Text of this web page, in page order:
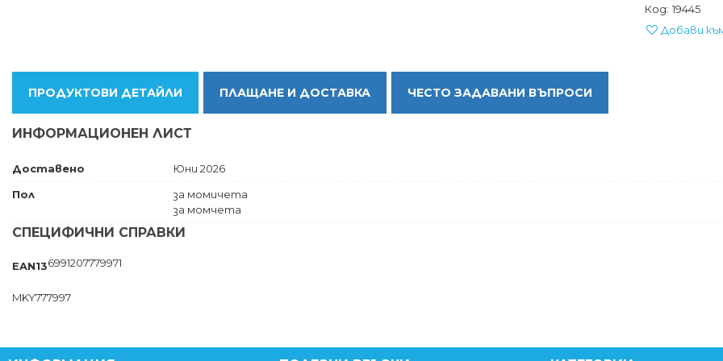
Код: 19445
Добави
ПРОДУКТОВИ ДЕТАЙЛИ ПЛАЩАНЕ И ДОСТАВКА ЧЕСТО ЗАДАВАНИ ВЪПРОСИ
ИНФОРМАЦИОНЕН ЛИСТ
Доставено
Юни 2026
Пол
за момичета
за момчета
СПЕЦИФИЧНИ СПРАВКИ
EAN136991207779971
MKY777997